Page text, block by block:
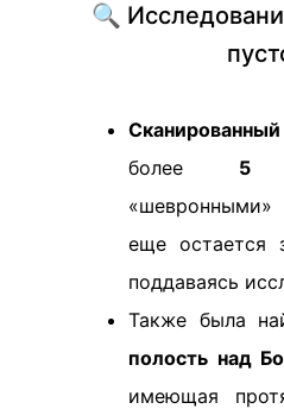
🔍
более 5
еще остается
поддаваясь
Также была
полость над
имеющая